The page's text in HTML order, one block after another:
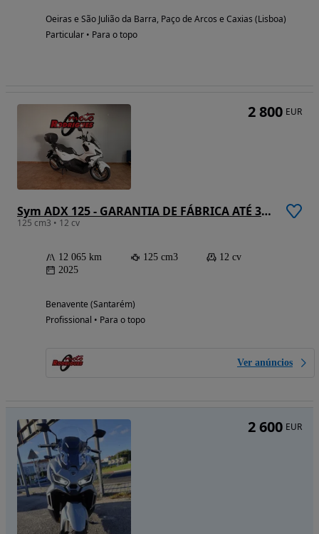
Oeiras e São Julião da Barra, Paço de Arcos e Caxias (Lisboa)
Particular • Para o topo
Sym ADX 125 - GARANTIA DE FÁBRICA ATÉ 3/2030
125 cm3 • 12 cv
12 065 km 125 cm3
12 cv
2025
Benavente (Santarém)
Profissional • Para o topo
Ver anúncios
2 800 EUR
2 600 EUR